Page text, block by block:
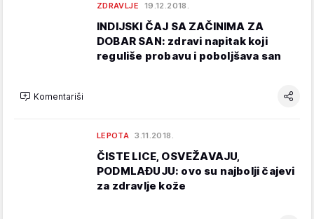
ZDRAVLJE 19.12.2018.
INDIJSKI ČAJ SA ZAČINIMA ZA
DOBAR SAN: zdravi napitak koji
reguliše probavu i poboljšava san
Komentariši
LEPOTA 3.11.2018.
ČISTE LICE, OSVEŽAVAJU,
PODMLAĐUJU: ovo su najbolji čajevi
za zdravlje kože